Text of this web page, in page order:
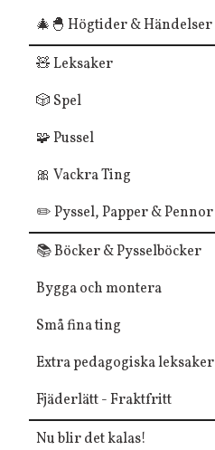
🎄🐣 Högtider & Händelser
🧸 Leksaker
🎲 Spel
🧩 Pussel
🎀 Vackra Ting
✏️ Pyssel, Papper & Pennor
📚 Böcker & Pysselböcker
Bygga och montera
Små fina ting
Extra pedagogiska leksaker
Fjäderlätt - Fraktfritt
Nu blir det kalas!